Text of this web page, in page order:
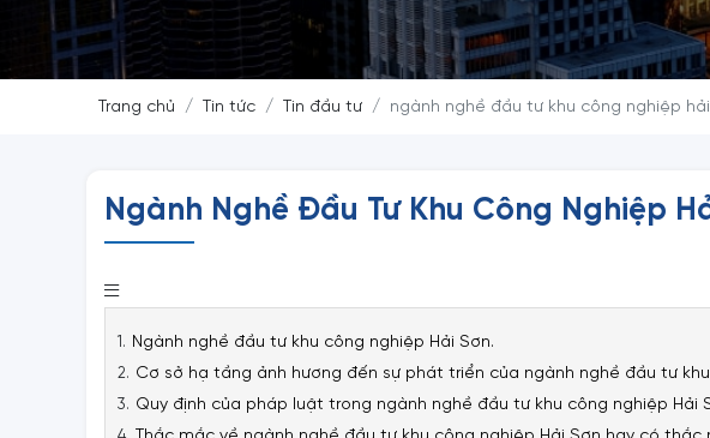
Trang chủ Tin tức Tin đầu tư ngành nghề đầu tư khu công nghiệp
Ngành Nghề Đầu Tư Khu Công Nghiệp
Ngành nghề đầu tư khu công nghiệp Hải Sơn.
Cơ sở hạ tầng ảnh hương đến sự phát triển của ngành nghề đầu tư
Quy định của pháp luật trong ngành nghề đầu tư khu công nghiệp Hải